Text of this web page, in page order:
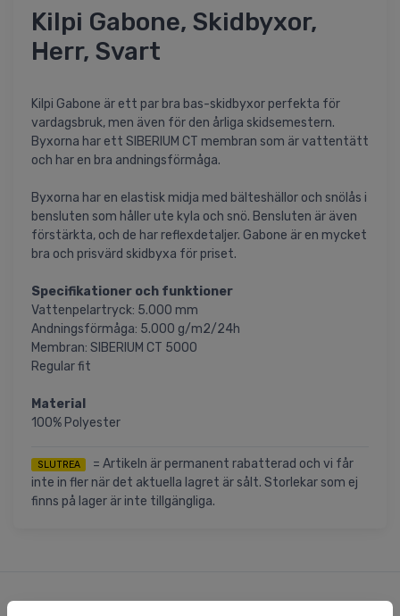
Kilpi Gabone, Skidbyxor,
Herr, Svart
Kilpi Gabone är ett par bra bas-skidbyxor perfekta för
vardagsbruk, men även för den årliga skidsemestern.
Byxorna har ett SIBERIUM CT membran som är vattentätt
och har en bra andningsförmåga.
Byxorna har en elastisk midja med bälteshällor och snölås i
bensluten som håller ute kyla och snö. Bensluten är även
förstärkta, och de har reflexdetaljer. Gabone är en mycket
bra och prisvärd skidbyxa för priset.
Specifikationer och funktioner
Vattenpelartryck: 5.000 mm
Andningsförmåga: 5.000 g/m2/24h
Membran: SIBERIUM CT 5000
Regular fit
Material
100% Polyester
SLUTREA
= Artikeln är permanent rabatterad och vi får
inte in fler när det aktuella lagret är sålt. Storlekar som ej
finns på lager är inte tillgängliga.